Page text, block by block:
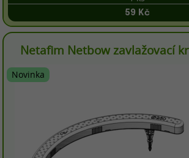
59 Kč
Netafim Netbow zavlažovací
Novinka